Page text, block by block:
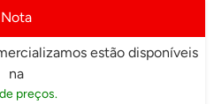
Nota
estão disponíveis
na
preços.